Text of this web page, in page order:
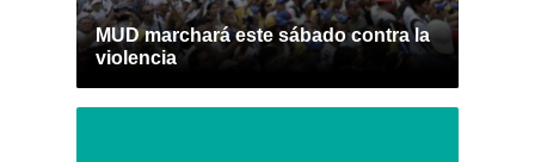
MUD marchará este sábado contra la
violencia